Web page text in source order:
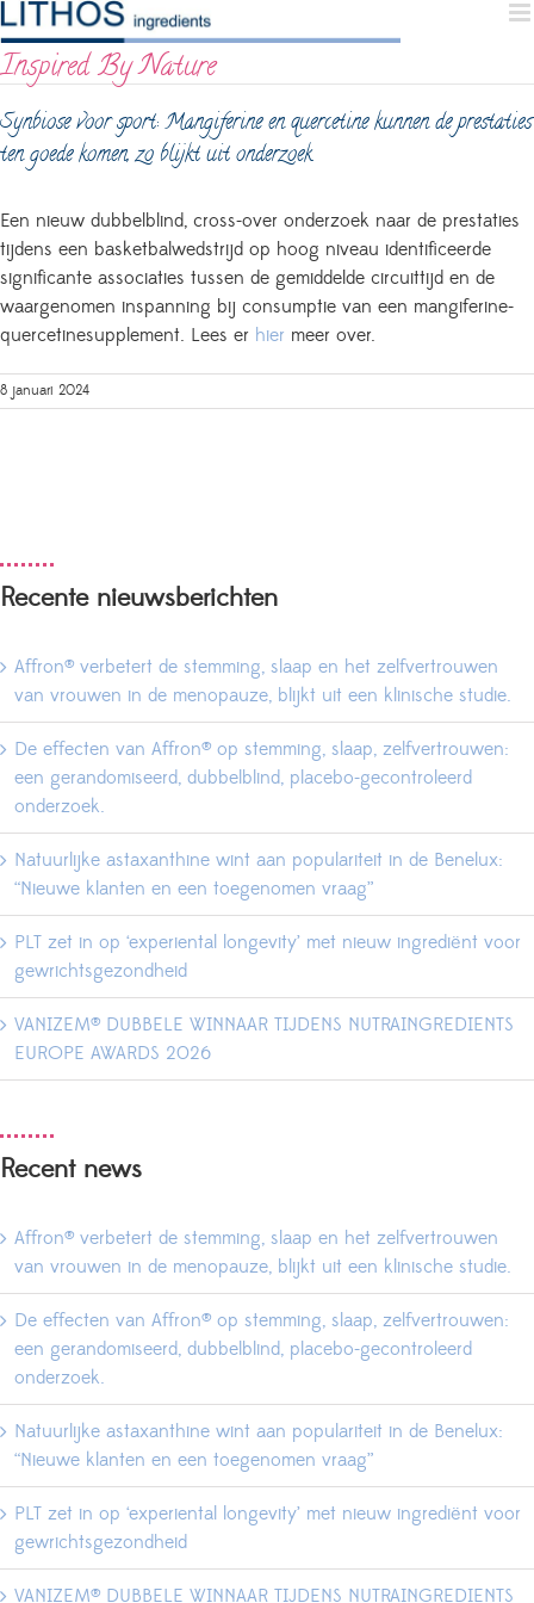
to
content
Inspired By Nature
Synbiose voor sport: Mangiferine en quercetine kunnen de prestaties
ten goede komen, zo blijkt uit onderzoek
Een nieuw dubbelblind, cross-over onderzoek naar de prestaties
tijdens een basketbalwedstrijd op hoog niveau identificeerde
significante associaties tussen de gemiddelde circuittijd en de
waargenomen inspanning bij consumptie van een mangiferine-
quercetinesupplement. Lees er hier meer over.
8 januari 2024
Recente nieuwsberichten
Affron® verbetert de stemming, slaap en het zelfvertrouwen
van vrouwen in de menopauze, blijkt uit een klinische studie.
De effecten van Affron® op stemming, slaap, zelfvertrouwen:
een gerandomiseerd, dubbelblind, placebo-gecontroleerd
onderzoek.
Natuurlijke astaxanthine wint aan populariteit in de Benelux:
“Nieuwe klanten en een toegenomen vraag”
PLT zet in op ‘experiental longevity’ met nieuw ingrediënt voor
gewrichtsgezondheid
VANIZEM® DUBBELE WINNAAR TIJDENS NUTRAINGREDIENTS
EUROPE AWARDS 2026
Recent news
Affron® verbetert de stemming, slaap en het zelfvertrouwen
van vrouwen in de menopauze, blijkt uit een klinische studie.
De effecten van Affron® op stemming, slaap, zelfvertrouwen:
een gerandomiseerd, dubbelblind, placebo-gecontroleerd
onderzoek.
Natuurlijke astaxanthine wint aan populariteit in de Benelux:
“Nieuwe klanten en een toegenomen vraag”
PLT zet in op ‘experiental longevity’ met nieuw ingrediënt voor
gewrichtsgezondheid
VANIZEM® DUBBELE WINNAAR TIJDENS NUTRAINGREDIENTS